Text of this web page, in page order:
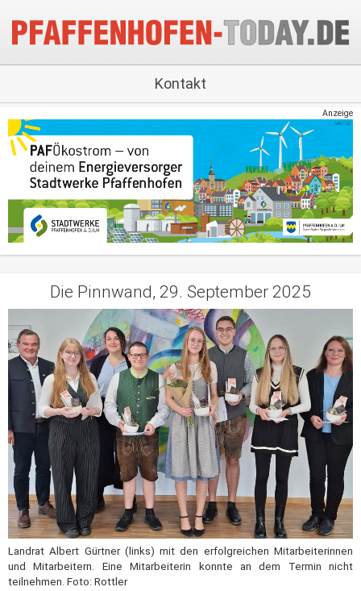
Kontakt
Anzeige
Die Pinnwand, 29. September 2025
Landrat Albert Gürtner (links) mit den erfolgreichen Mitarbeiterinnen
und Mitarbeitern. Eine Mitarbeiterin konnte an dem Termin nicht
teilnehmen. Foto: Rottler